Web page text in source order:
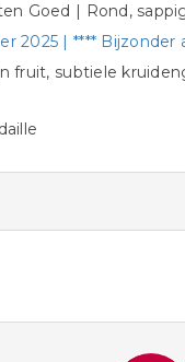
Goed | Rond,
2025 | ****
fruit, subtiele